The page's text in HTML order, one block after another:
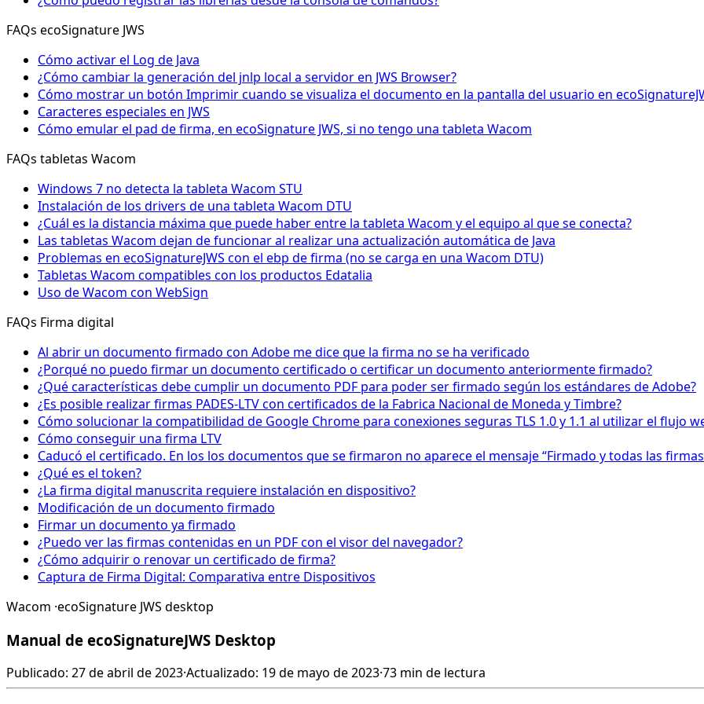
FAQs ecoSignature JWS
Cómo activar el Log de Java
¿Cómo cambiar la generación del jnlp local a servidor en JWS Browser?
Cómo mostrar un botón Imprimir cuando se visualiza el documento en la pantalla del usuario en
Caracteres especiales en JWS
Cómo emular el pad de firma, en ecoSignature JWS, si no tengo una tableta Wacom
FAQs tabletas Wacom
Windows 7 no detecta la tableta Wacom STU
Instalación de los drivers de una tableta Wacom DTU
¿Cuál es la distancia máxima que puede haber entre la tableta Wacom y el equipo al que se conecta?
Las tabletas Wacom dejan de funcionar al realizar una actualización automática de Java
Problemas en ecoSignatureJWS con el ebp de firma (no se carga en una Wacom DTU)
Tabletas Wacom compatibles con los productos Edatalia
Uso de Wacom con WebSign
FAQs Firma digital
Al abrir un documento firmado con Adobe me dice que la firma no se ha verificado
¿Porqué no puedo firmar un documento certificado o certificar un documento anteriormente firmado?
¿Qué características debe cumplir un documento PDF para poder ser firmado según los estándares de Adobe?
¿Es posible realizar firmas PADES-LTV con certificados de la Fabrica Nacional de Moneda y Timbre?
Cómo solucionar la compatibilidad de Google Chrome para conexiones seguras TLS 1.0 y 1.1 al utilizar el flujo web
Cómo conseguir una firma LTV
Caducó el certificado. En los los documentos que se firmaron no aparece el mensaje “Firmado y todas las
¿Qué es el token?
¿La firma digital manuscrita requiere instalación en dispositivo?
Modificación de un documento firmado
Firmar un documento ya firmado
¿Puedo ver las firmas contenidas en un PDF con el visor del navegador?
¿Cómo adquirir o renovar un certificado de firma?
Captura de Firma Digital: Comparativa entre Dispositivos
Wacom ·ecoSignature JWS desktop
Manual de ecoSignatureJWS Desktop
Publicado: 27 de abril de 2023·Actualizado: 19 de mayo de 2023·73 min de lectura